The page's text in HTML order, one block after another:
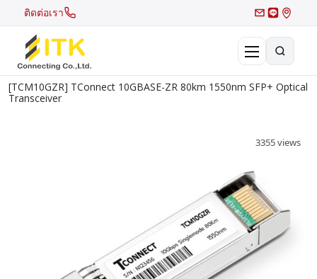
ติดต่อเรา
×
[TCM10GZR] TConnect 10GBASE-ZR 80km 1550nm SFP+ Optical
Transceiver
3355 views